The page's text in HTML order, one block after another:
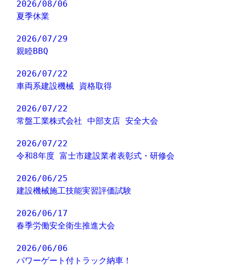
2026/08/06
夏季休業
2026/07/29
親睦BBQ
2026/07/22
車両系建設機械 資格取得
2026/07/22
常盤工業株式会社 中部支店 安全大会
2026/07/22
令和8年度 富士市建設業者表彰式・研修会
2026/06/25
建設機械施工技能実習評価試験
2026/06/17
春季労働安全衛生推進大会
2026/06/06
パワーゲート付トラック納車！